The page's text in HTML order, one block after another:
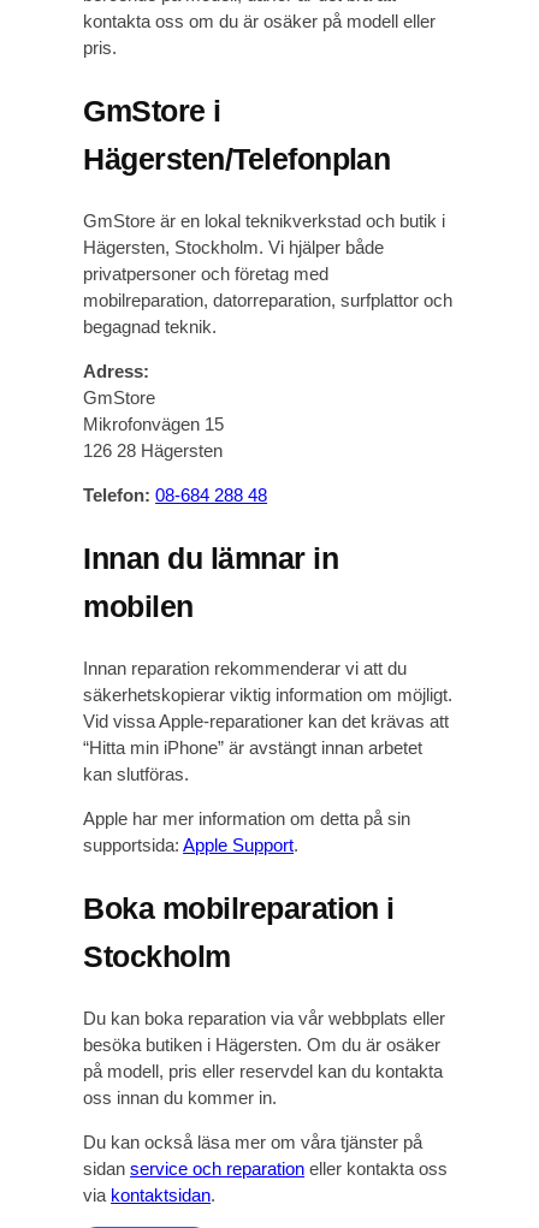
kontakta oss om du är osäker på modell eller
pris.
GmStore i
Hägersten/Telefonplan
GmStore är en lokal teknikverkstad och butik i
Hägersten, Stockholm. Vi hjälper både
privatpersoner och företag med
mobilreparation, datorreparation, surfplattor och
begagnad teknik.
Adress:
GmStore
Mikrofonvägen 15
126 28 Hägersten
Telefon: 08-684 288 48
Innan du lämnar in
mobilen
Innan reparation rekommenderar vi att du
säkerhetskopierar viktig information om möjligt.
Vid vissa Apple-reparationer kan det krävas att
“Hitta min iPhone” är avstängt innan arbetet
kan slutföras.
Apple har mer information om detta på sin
supportsida:Apple Support.
Boka mobilreparation i
Stockholm
Du kan boka reparation via vår webbplats eller
besöka butiken i Hägersten. Om du är osäker
på modell, pris eller reservdel kan du kontakta
oss innan du kommer in.
Du kan också läsa mer om våra tjänster på
sidanservice och reparation eller kontakta oss
via kontaktsidan.